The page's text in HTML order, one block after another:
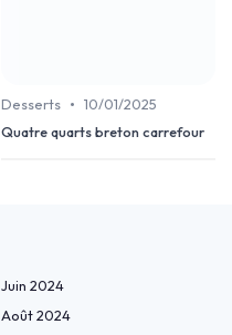
Desserts • 10/01/2025
Quatre quarts breton carrefour
Juin 2024
Août 2024